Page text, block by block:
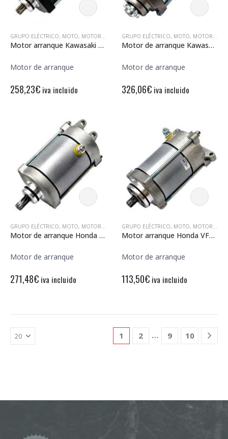
GRUPO ELÉCTRICO, MOTO, MOTORES DE ARRANQUE
Motor arranque Kawasaki ER6-F-N 12V – 9 Dientes – Rotación derecha
Motor de arranque
258,23€ iva incluido
GRUPO ELÉCTRICO, MOTO, MOTORES DE ARRANQUE
Motor de arranque Kawasaki KLE500 12V – 9 Dientes – Rotación derecha
Motor de arranque
326,06€ iva incluido
GRUPO ELÉCTRICO, MOTO, MOTORES DE ARRANQUE
Motor de arranque Honda VTR 1000 12V – 9 Dientes – Rotación derecha
Motor de arranque
271,48€ iva incluido
GRUPO ELÉCTRICO, MOTO, MOTORES DE ARRANQUE
Motor arranque Honda VFR800 12V – 9 Dientes – Rotación izquierda
Motor de arranque
113,50€ iva incluido
1 2 … 9 10